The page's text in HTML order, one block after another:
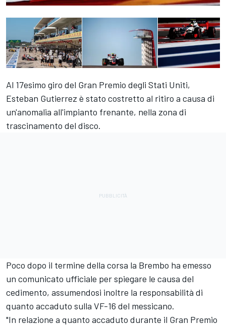
Al 17esimo giro del Gran Premio degli Stati Uniti,
Esteban Gutierrez è stato costretto al ritiro a causa di
un'anomalia all'impianto frenante, nella zona di
trascinamento del disco.
Poco dopo il termine della corsa la Brembo ha emesso
un comunicato ufficiale per spiegare le causa del
cedimento, assumendosi inoltre la responsabilità di
quanto accaduto sulla VF-16 del messicano.
"In relazione a quanto accaduto durante il Gran Premio